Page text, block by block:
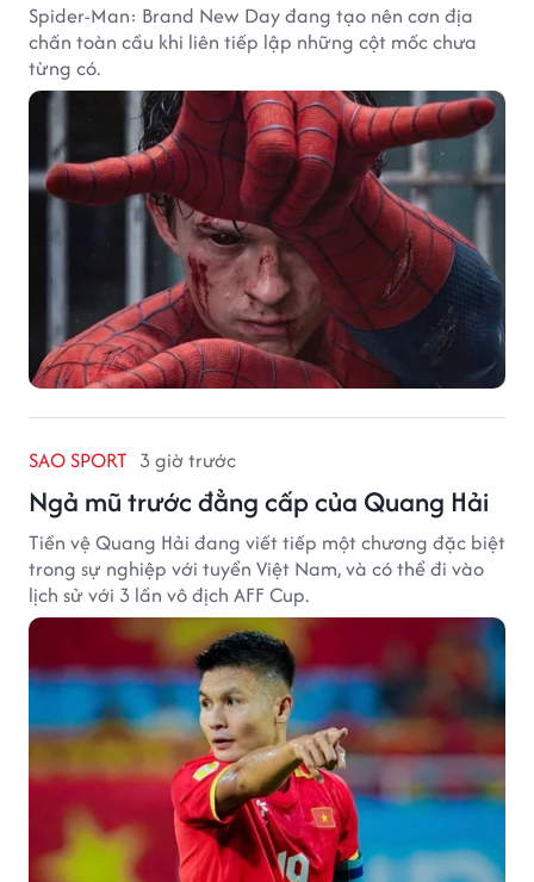
Spider-Man: Brand New Day đang tạo nên cơn địa
chấn toàn cầu khi liên tiếp lập những cột mốc chưa
từng có.
SAO SPORT 3 giờ trước
Ngả mũ trước đẳng cấp của Quang Hải
Tiền vệ Quang Hải đang viết tiếp một chương đặc biệt
trong sự nghiệp với tuyển Việt Nam, và có thể đi vào
lịch sử với 3 lần vô địch AFF Cup.